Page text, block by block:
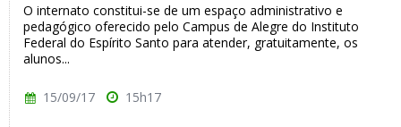
O internato constitui-se de um espaço administrativo e
pedagógico oferecido pelo Campus de Alegre do Instituto
Federal do Espírito Santo para atender, gratuitamente, os
alunos...
15/09/17 15h17